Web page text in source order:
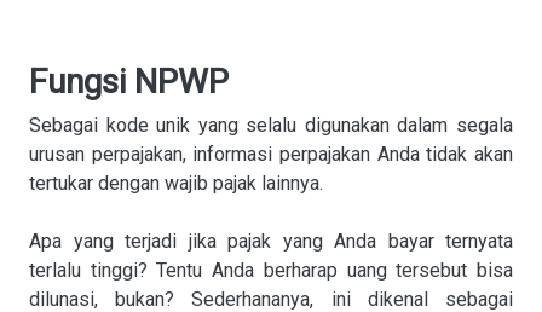
Fungsi NPWP
Sebagai kode unik yang selalu digunakan dalam segala
urusan perpajakan, informasi perpajakan Anda tidak akan
tertukar dengan wajib pajak lainnya.
Apa yang terjadi jika pajak yang Anda bayar ternyata
terlalu tinggi? Tentu Anda berharap uang tersebut bisa
dilunasi, bukan? Sederhananya, ini dikenal sebagai